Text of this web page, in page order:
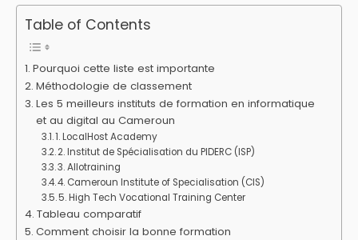
Table of Contents
Pourquoi cette liste est importante
Méthodologie de classement
Les 5 meilleurs instituts de formation en informatique
et au digital au Cameroun
1. LocalHost Academy
2. Institut de Spécialisation du PIDERC (ISP)
3. Allotraining
4. Cameroun Institute of Specialisation (CIS)
5. High Tech Vocational Training Center
Tableau comparatif
Comment choisir la bonne formation